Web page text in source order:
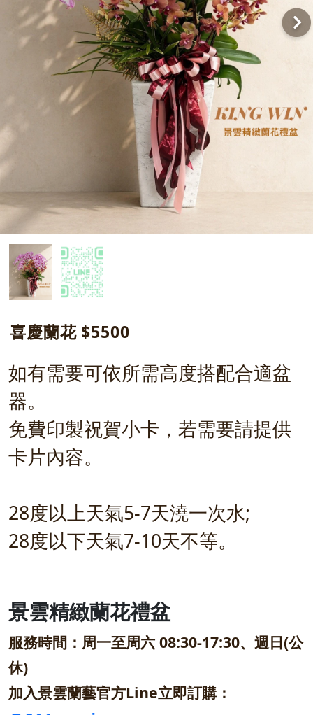
喜慶蘭花 $5500
如有需要可依所需高度搭配合適盆
器。
免費印製祝賀小卡，若需要請提供
卡片內容。
28度以上天氣5-7天澆一次水;
28度以下天氣7-10天不等。
景雲精緻蘭花禮盆
服務時間：周一至周六 08:30-17:30、週日(公
休)
加入景雲蘭藝官方Line立即訂購：